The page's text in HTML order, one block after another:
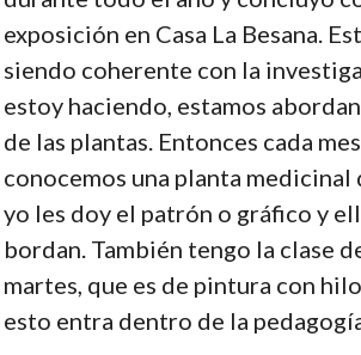
exposición en Casa La Besana.
siendo coherente con la
estoy haciendo, estamos
de las plantas. Entonces cada mes
conocemos una planta
yo les doy el patrón o gráfico y
bordan. También tengo la clase
martes, que es de pintura con
esto entra dentro de la